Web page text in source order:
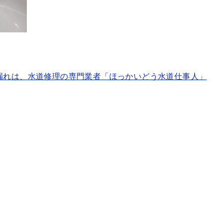
は、水道修理の専門業者「ほっかいどう水道仕事人」